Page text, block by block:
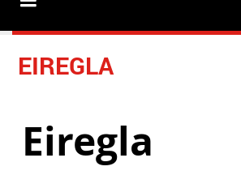
EIREGLA
Eiregla